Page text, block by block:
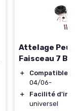
Attelage
Faisceau 7
＋ Compatible
04/06-
＋
Facilité
universel